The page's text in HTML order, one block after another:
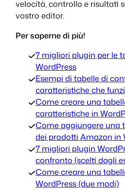
velocità, controllo e risultati
vostro editor.
Per saperne di più!
7 migliori plugin per le
WordPress
Esempi di tabelle di
caratteristiche che
Come creare una
caratteristiche in
Come aggiungere una
dei prodotti Amazon in
7 migliori plugin
confronto (scelti dagli
Come creare una
WordPress (due modi)